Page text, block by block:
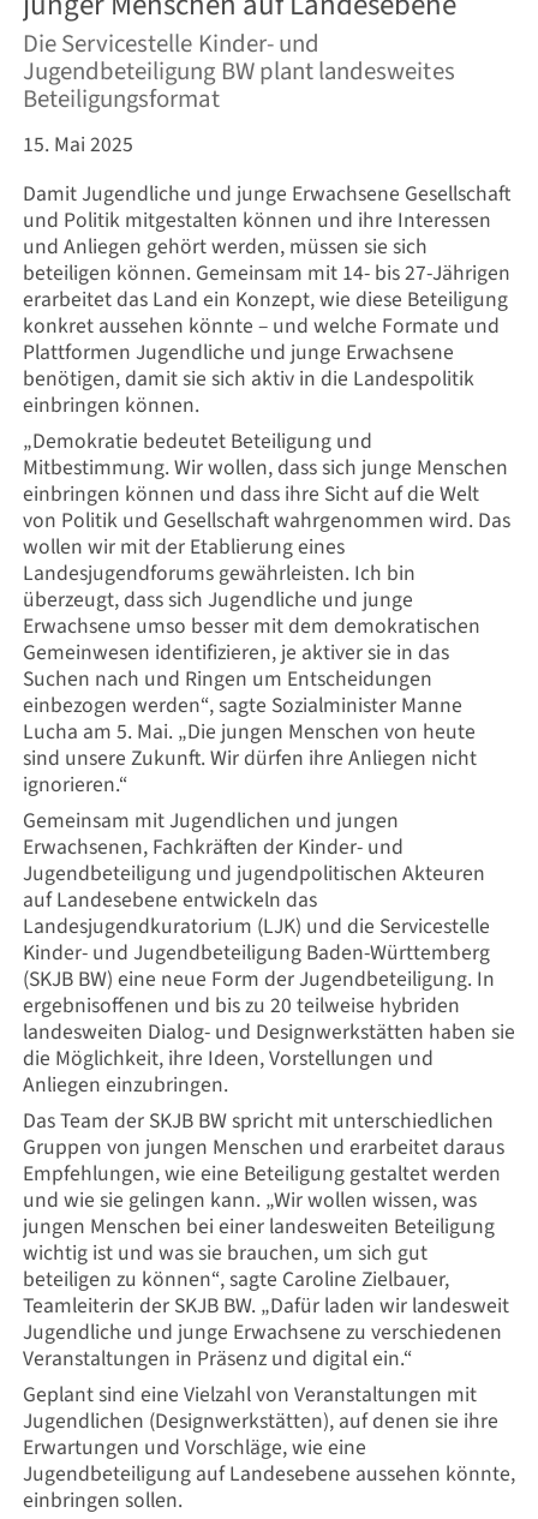
Die Servicestelle Kinder- und
Jugendbeteiligung BW plant landesweites
Beteiligungsformat
15. Mai 2025
Damit Jugendliche und junge Erwachsene Gesellschaft
und Politik mitgestalten können und ihre Interessen
und Anliegen gehört werden, müssen sie sich
beteiligen können. Gemeinsam mit 14- bis 27-Jährigen
erarbeitet das Land ein Konzept, wie diese Beteiligung
konkret aussehen könnte – und welche Formate und
Plattformen Jugendliche und junge Erwachsene
benötigen, damit sie sich aktiv in die Landespolitik
einbringen können.
„Demokratie bedeutet Beteiligung und
Mitbestimmung. Wir wollen, dass sich junge Menschen
einbringen können und dass ihre Sicht auf die Welt
von Politik und Gesellschaft wahrgenommen wird. Das
wollen wir mit der Etablierung eines
Landesjugendforums gewährleisten. Ich bin
überzeugt, dass sich Jugendliche und junge
Erwachsene umso besser mit dem demokratischen
Gemeinwesen identifizieren, je aktiver sie in das
Suchen nach und Ringen um Entscheidungen
einbezogen werden“, sagte Sozialminister Manne
Lucha am 5. Mai. „Die jungen Menschen von heute
sind unsere Zukunft. Wir dürfen ihre Anliegen nicht
ignorieren.“
Gemeinsam mit Jugendlichen und jungen
Erwachsenen, Fachkräften der Kinder- und
Jugendbeteiligung und jugendpolitischen Akteuren
auf Landesebene entwickeln das
Landesjugendkuratorium (LJK) und die Servicestelle
Kinder- und Jugendbeteiligung Baden-Württemberg
(SKJB BW) eine neue Form der Jugendbeteiligung. In
ergebnisoffenen und bis zu 20 teilweise hybriden
landesweiten Dialog- und Designwerkstätten haben sie
die Möglichkeit, ihre Ideen, Vorstellungen und
Anliegen einzubringen.
Das Team der SKJB BW spricht mit unterschiedlichen
Gruppen von jungen Menschen und erarbeitet daraus
Empfehlungen, wie eine Beteiligung gestaltet werden
und wie sie gelingen kann. „Wir wollen wissen, was
jungen Menschen bei einer landesweiten Beteiligung
wichtig ist und was sie brauchen, um sich gut
beteiligen zu können“, sagte Caroline Zielbauer,
Teamleiterin der SKJB BW. „Dafür laden wir landesweit
Jugendliche und junge Erwachsene zu verschiedenen
Veranstaltungen in Präsenz und digital ein.“
Geplant sind eine Vielzahl von Veranstaltungen mit
Jugendlichen (Designwerkstätten), auf denen sie ihre
Erwartungen und Vorschläge, wie eine
Jugendbeteiligung auf Landesebene aussehen könnte,
einbringen sollen.